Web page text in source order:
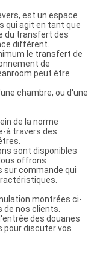
est un espace
qui agit en tant que
du transfert des
différent.
le transfert de
de
peut être
chambre, ou d'une
de la norme
à travers des
sont disponibles
offrons
commande qui
montrées ci-
de nos clients.
des douanes
pour discuter vos